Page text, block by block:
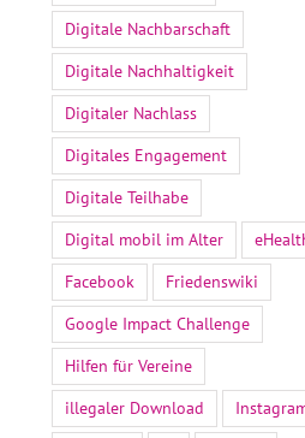
Digitale Nachbarschaft
Digitale Nachhaltigkeit
Digitaler Nachlass
Digitales Engagement
Digitale Teilhabe
Digital mobil im Alter
Facebook
Friedenswiki
Google Impact Challenge
Hilfen für Vereine
illegaler Download